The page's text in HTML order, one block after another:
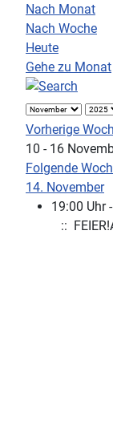
Nach Monat
Nach Woche
Heute
Gehe zu Monat
Vorherige
10 - 16
Folgende
14. November
19:00 Uhr
::